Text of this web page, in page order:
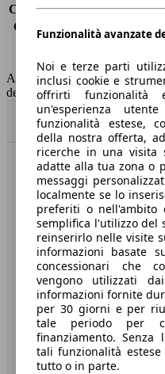
Consumo (extra-urbano) 4.2
Consumo (combinato)*
Capacità del serbatoio
55 l
AutoScout24 non si assume
dei dati.
Benvenuti su
Società
A proposito di
Stampa
Media
Condizioni generali
Informazioni
Funzionalità avanzate
Noi e terze parti
inclusi cookie e
offrirti
un'esperienza
funzionalità estese,
della nostra offerta,
ricerche in una visita
adatte alla tua zona o
messaggi
localmente se lo
preferiti o nell'ambito
semplifica l'utilizzo del
reinserirlo nelle visite
informazioni basate
concessionari che
vengono utilizzati
informazioni fornite
per 30 giorni e per
tale periodo per
finanziamento.
tali funzionalità
tutto o in parte.